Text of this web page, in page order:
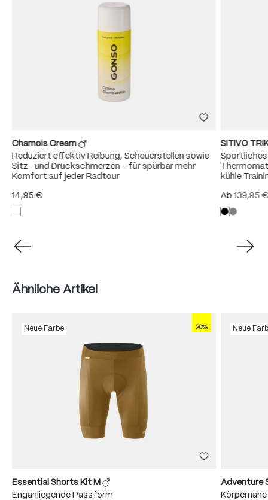
Chamois Cream
Reduziert effektiv Reibung, Scheuerstellen sowie
Sitz- und Druckschmerzen – für spürbar mehr
Komfort auf jeder Radtour
14,95 €
SITIVO
kühle
Ab139,95
Produktgalerie überspringen
Ähnliche Artikel
20%
Neue Farbe
Essential Shorts Kit M
Enganliegende Passform
Neue
Adventure